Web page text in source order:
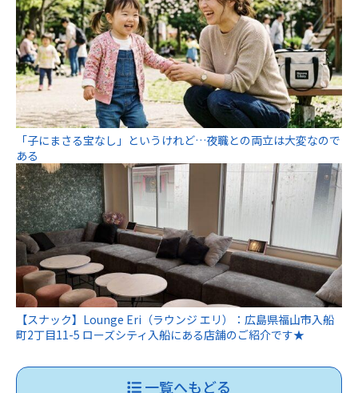
「子にまさる宝なし」というけれど…夜職との両立は大変なので
ある
【スナック】Lounge Eri（ラウンジ エリ）：広島県福山市入船
町2丁目11-5 ローズシティ入船にある店舗のご紹介です★
一覧へもどる